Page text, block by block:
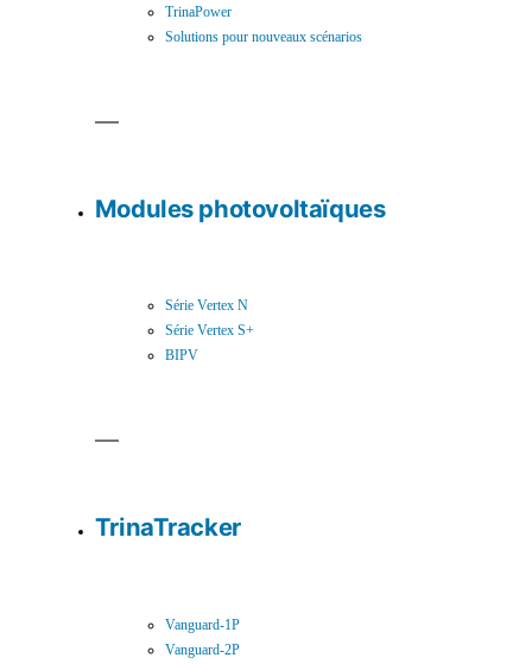
TrinaPower
Solutions pour nouveaux scénarios
Modules photovoltaïques
Série Vertex N
Série Vertex S+
BIPV
TrinaTracker
Vanguard-1P
Vanguard-2P